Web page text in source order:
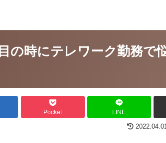
の時にテレワーク勤務で
Pocket LINE
2022.04.01